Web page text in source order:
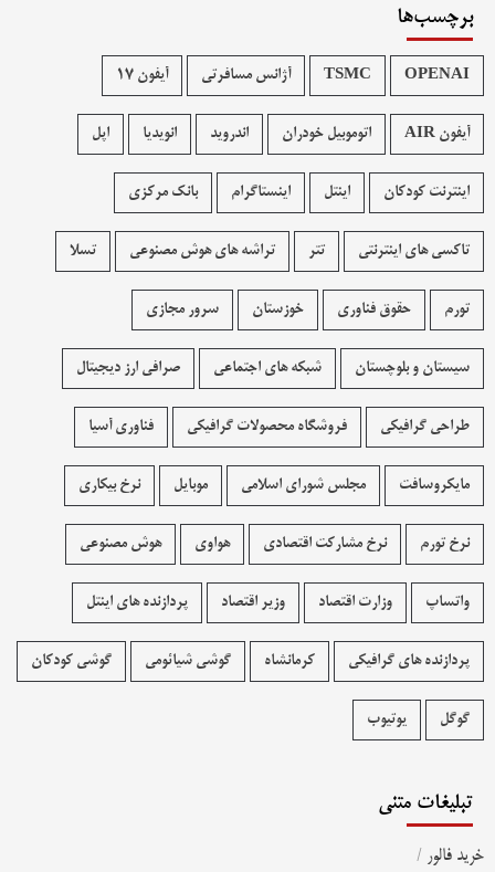
برچسب‌ها
OPENAI
TSMC آژانس مسافرتی آیفون 17
آیفون AIR اتوموبیل خودران اندروید انویدیا اپل
اینترنت کودکان اینتل اینستاگرام بانک مرکزی
تاکسی های اینترنتی تتر تراشه های هوش مصنوعی تسلا
تورم حقوق فناوری خوزستان سرور مجازی
سیستان و بلوچستان شبکه های اجتماعی صرافی ارز دیجیتال
طراحی گرافیکی فروشگاه محصولات گرافيکی فناوری آسیا
مایکروسافت مجلس شورای اسلامی موبایل نرخ بیکاری
نرخ تورم نرخ مشارکت اقتصادی هواوی هوش مصنوعی
واتساپ وزارت اقتصاد وزیر اقتصاد پردازنده های اینتل
پردازنده های گرافیکی کرمانشاه گوشی شیائومی گوشی کودکان
گوگل یوتیوب
تبلیغات متنی
خرید فالور /